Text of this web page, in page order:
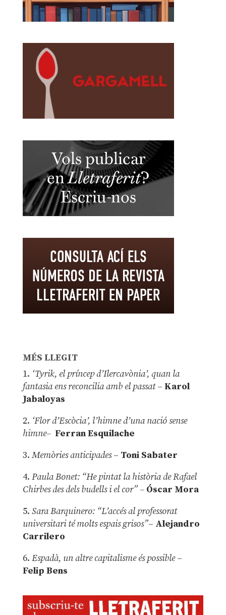
MÉS LLEGIT
1. ‘Tyrik, el príncep d’Ilercavònia’, quan la
fantasia ens reconcilia amb el passat– Karol
Jabaloyas
2. ‘Flor d’Escòcia’, l’himne d’una nació sense
himne– Ferran Esquilache
3. Memòries anticipades– Toni Sabater
4. Paula Bonet: “He pintat la història de Rafael
Chirbes des dels budells i el cor” –Óscar Mora
5. Sara Barquinero: “L’accés al professorat
universitari té molts espais grisos”– Alejandro
Carrilero
6. Espadà, un altre capitalisme és possible –
Felip Bens